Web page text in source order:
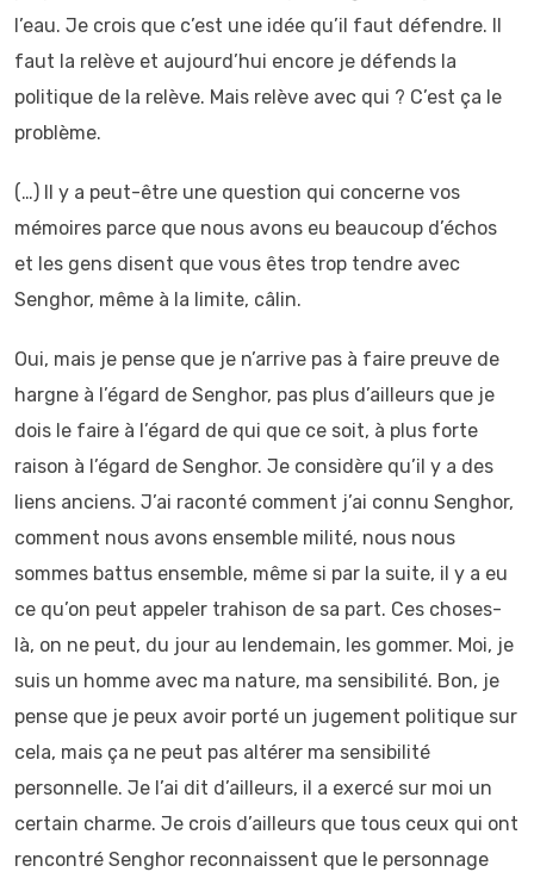
l’eau. Je crois que c’est une idée qu’il faut défendre. Il
faut la relève et aujourd’hui encore je défends la
politique de la relève. Mais relève avec qui ? C’est ça le
problème.
(…) Il y a peut-être une question qui concerne vos
mémoires parce que nous avons eu beaucoup d’échos
et les gens disent que vous êtes trop tendre avec
Senghor, même à la limite, câlin.
Oui, mais je pense que je n’arrive pas à faire preuve de
hargne à l’égard de Senghor, pas plus d’ailleurs que je
dois le faire à l’égard de qui que ce soit, à plus forte
raison à l’égard de Senghor. Je considère qu’il y a des
liens anciens. J’ai raconté comment j’ai connu Senghor,
comment nous avons ensemble milité, nous nous
sommes battus ensemble, même si par la suite, il y a eu
ce qu’on peut appeler trahison de sa part. Ces choses-
là, on ne peut, du jour au lendemain, les gommer. Moi, je
suis un homme avec ma nature, ma sensibilité. Bon, je
pense que je peux avoir porté un jugement politique sur
cela, mais ça ne peut pas altérer ma sensibilité
personnelle. Je l’ai dit d’ailleurs, il a exercé sur moi un
certain charme. Je crois d’ailleurs que tous ceux qui ont
rencontré Senghor reconnaissent que le personnage